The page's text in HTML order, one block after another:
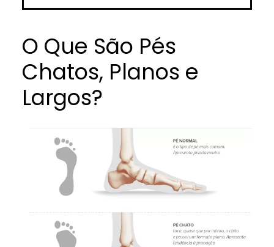
O Que São Pés
Chatos, Planos e
Largos?